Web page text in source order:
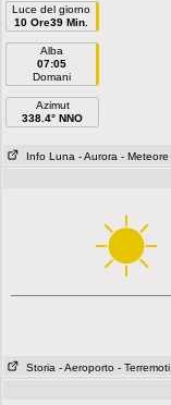
Luce del giorno
10 Ore39 Min.
Alba
07:05
Domani
Azimut
338.4° NNO
Info Luna - Aurora - Meteore
Storia - Aeroporto - Terremoti